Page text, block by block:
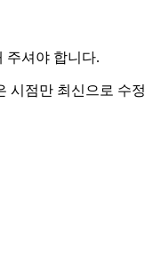
주셔야 합니다.
시점만 최신으로 수정